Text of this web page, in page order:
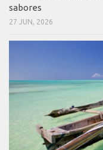
sabores
27 JUN, 2026